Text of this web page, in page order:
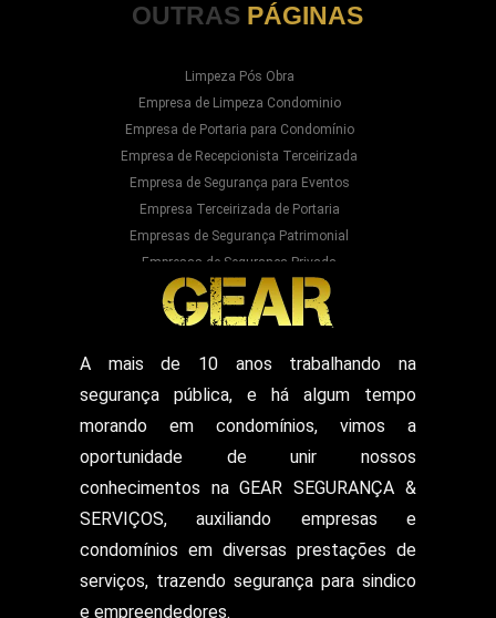
OUTRAS PÁGINAS
Limpeza Pós Obra
Empresa de Limpeza Condominio
Empresa de Portaria para Condomínio
Empresa de Recepcionista Terceirizada
Empresa de Segurança para Eventos
Empresa Terceirizada de Portaria
Empresas de Segurança Patrimonial
Empresas de Segurança Privada
Empresas Prestadoras de Serviços para
Condominios
Empresas Prestadoras de Serviços para Prédios
Prestação de Serviços de Recepção
Recepcionista Terceirizada
Segurança Particular Armado
Segurança Patrimonial E Monitoramento
Segurança Patrimonial em Hospitais
Segurança Patrimonial Eventos
Serviço de Escolta Armada
Empresa de Segurança em Mercado
A mais de 10 anos trabalhando na
segurança pública, e há algum tempo
morando em condomínios, vimos a
oportunidade de unir nossos
conhecimentos na GEAR SEGURANÇA &
SERVIÇOS, auxiliando empresas e
condomínios em diversas prestações de
serviços, trazendo segurança para sindico
e empreendedores.